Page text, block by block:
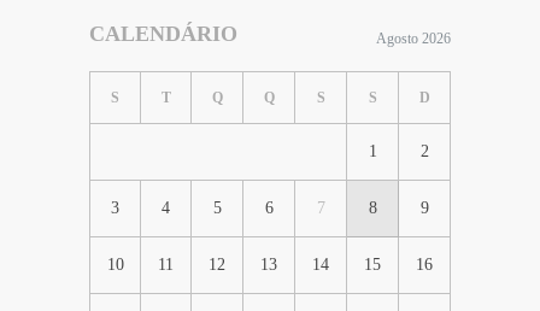
CALENDÁRIO Agosto 2026
S T Q Q S S D
1 2
3 4 5 6 7 8 9
10 11 12 13 14 15 16